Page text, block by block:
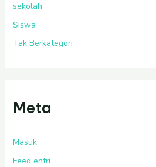
sekolah
Siswa
Tak Berkategori
Meta
Masuk
Feed entri